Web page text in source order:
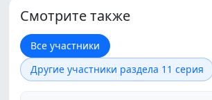
Смотрите также
Все участники
Другие участники раздела 11 серия